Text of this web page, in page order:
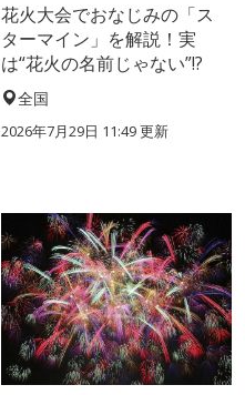
花火大会でおなじみの「ス
ターマイン」を解説！実
は“花火の名前じゃない”!?
全国
2026年7月29日 11:49 更新